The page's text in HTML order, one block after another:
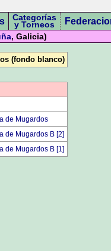
Categorías
y Torneos
, Galicia)
(fondo blanco)
de Mugardos
de Mugardos B [2]
de Mugardos B [1]